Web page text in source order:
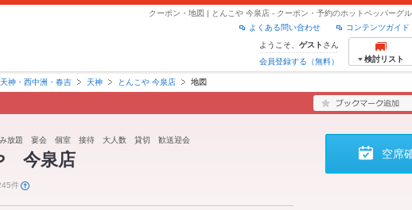
クーポン・地図 | とんこや 今泉店 - クーポン・予約のホットペッパーグル
コンテンツガイド
よくある問い合わせ
ようこそ、 ゲスト さん
会員登録する（無料）
検討リスト
天神・西中洲・春吉 天神 とんこや 今泉店 地図
放題 宴会 個室 接待 大人数 貸切 歓送迎会
今泉店
件
空席